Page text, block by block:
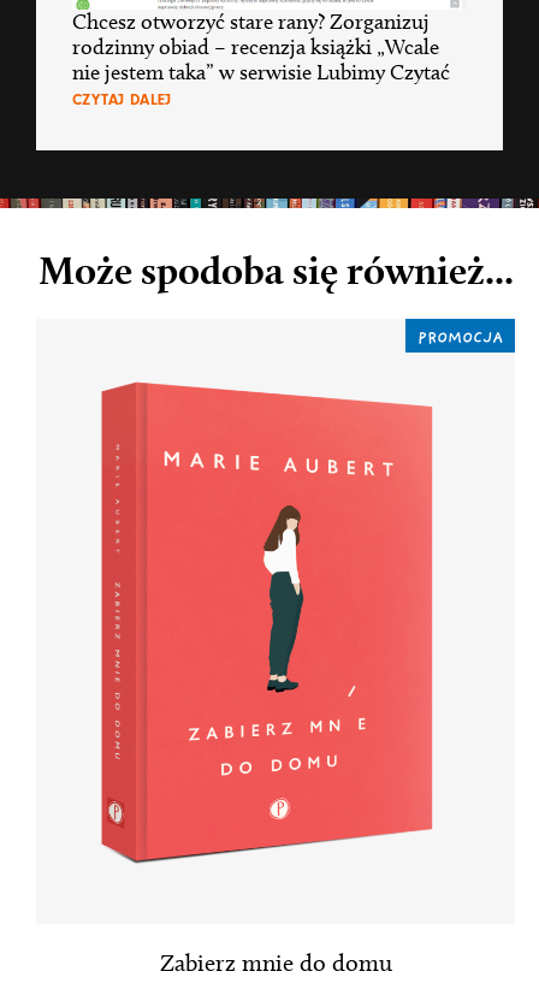
Chcesz otworzyć stare rany? Zorganizuj
rodzinny obiad – recenzja książki „Wcale
nie jestem taka” w serwisie Lubimy Czytać
CZYTAJ DALEJ
Może spodoba się również...
PROMOCJA
Zabierz mnie do domu